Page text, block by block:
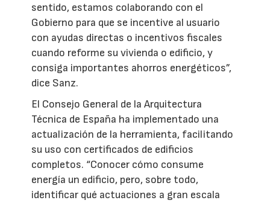
sentido, estamos colaborando con el
Gobierno para que se incentive al usuario
con ayudas directas o incentivos fiscales
cuando reforme su vivienda o edificio, y
consiga importantes ahorros energéticos”,
dice Sanz.
El Consejo General de la Arquitectura
Técnica de España ha implementado una
actualización de la herramienta, facilitando
su uso con certificados de edificios
completos. “Conocer cómo consume
energía un edificio, pero, sobre todo,
identificar qué actuaciones a gran escala